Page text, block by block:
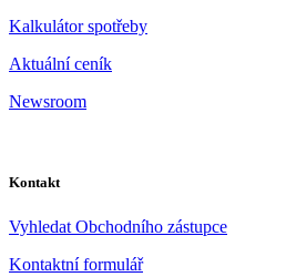
Kalkulátor spotřeby
Aktuální ceník
Newsroom
Kontakt
Vyhledat Obchodního zástupce
Kontaktní formulář